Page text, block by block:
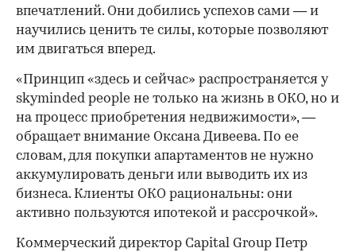
впечатлений. Они добились успехов сами — и
научились ценить те силы, которые позволяют
им двигаться вперед.
«Принцип «здесь и сейчас» распространяется у
skyminded people не только на жизнь в ОКО, но и
на процесс приобретения недвижимости», —
обращает внимание Оксана Дивеева. По ее
словам, для покупки апартаментов не нужно
аккумулировать деньги или выводить их из
бизнеса. Клиенты ОКО рациональны: они
активно пользуются ипотекой и рассрочкой».
Коммерческий директор Capital Group Петр